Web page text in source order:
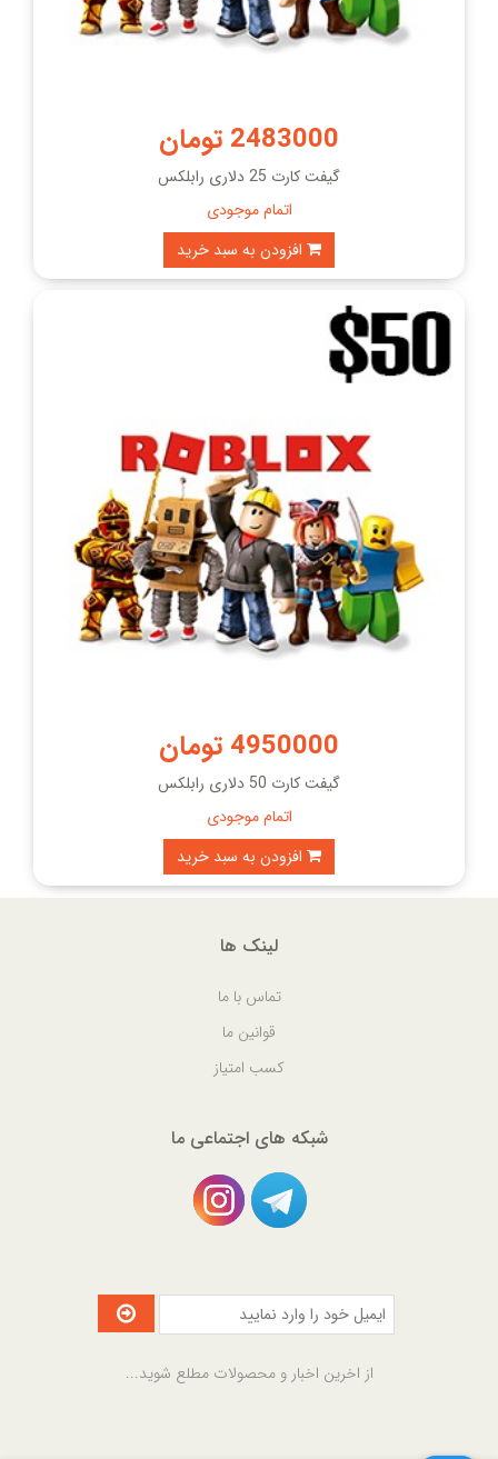
2483000 تومان
گیفت کارت 25 دلاری رابلکس
اتمام موجودی
افزودن به سبد خرید
4950000 تومان
گیفت کارت 50 دلاری رابلکس
اتمام موجودی
افزودن به سبد خرید
لینک ها
تماس با ما
قوانین ما
کسب امتیاز
شبکه های اجتماعی ما
از اخرین اخبار و محصولات مطلع شوید...